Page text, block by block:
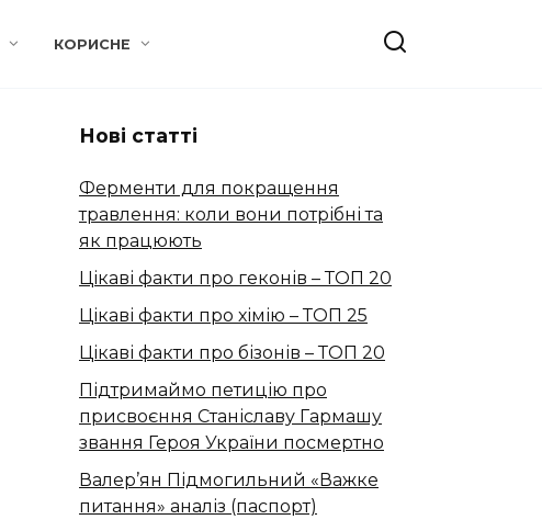
КОРИСНЕ
Нові статті
Ферменти для покращення
травлення: коли вони потрібні та
як працюють
Цікаві факти про геконів – ТОП 20
Цікаві факти про хімію – ТОП 25
Цікаві факти про бізонів – ТОП 20
Підтримаймо петицію про
присвоєння Станіславу Гармашу
звання Героя України посмертно
Валер’ян Підмогильний «Важке
питання» аналіз (паспорт)